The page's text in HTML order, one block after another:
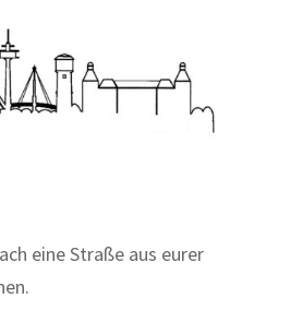
eine Straße aus eurer